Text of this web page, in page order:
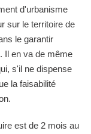
d'urbanisme
sur le territoire de
le garantir
Il en va de même
s'il ne dispense
la faisabilité
est de 2 mois au